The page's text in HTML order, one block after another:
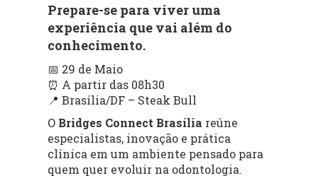
Prepare-se para viver uma
experiência que vai além do
conhecimento.
📅 29 de Maio
⏰ A partir das 08h30
📍 Brasília/DF – Steak Bull
O Bridges Connect Brasília reúne
especialistas, inovação e prática
clínica em um ambiente pensado para
quem quer evoluir na odontologia.